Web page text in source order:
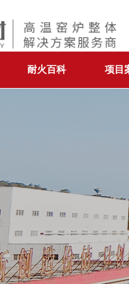
耐火百科 项目